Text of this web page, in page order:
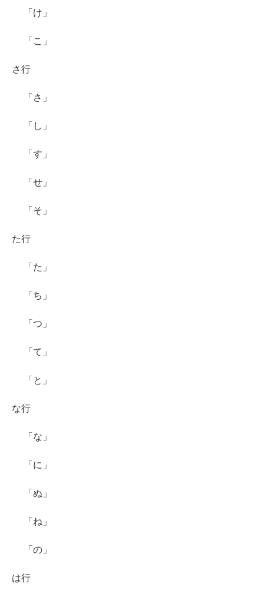
「け」
「こ」
さ行
「さ」
「し」
「す」
「せ」
「そ」
た行
「た」
「ち」
「つ」
「て」
「と」
な行
「な」
「に」
「ぬ」
「ね」
「の」
は行